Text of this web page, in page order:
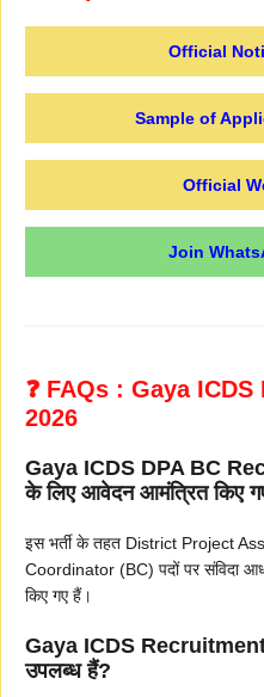
Official
Sample of
Official
Join
❓ FAQs : Gaya
2026
Gaya ICDS DPA BC
के लिए आवेदन आमंत्रित किए
इस भर्ती के तहत District Project
Coordinator (BC) पदों पर संविदा
किए गए हैं।
Gaya ICDS Recruitment
उपलब्ध हैं?